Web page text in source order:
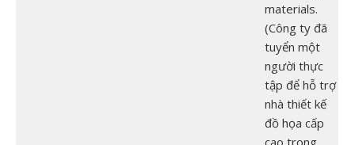
materials.
(Công ty đã
tuyển một
người thực
tập để hỗ trợ
nhà thiết kế
đồ họa cấp